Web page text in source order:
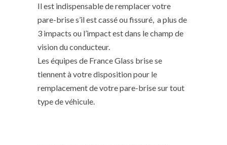
Il est indispensable de remplacer votre
pare-brise s’il est cassé ou fissuré, a plus de
3 impacts ou l’impact est dans le champ de
vision du conducteur.
Les équipes de France Glass brise se
tiennent à votre disposition pour le
remplacement de votre pare-brise sur tout
type de véhicule.